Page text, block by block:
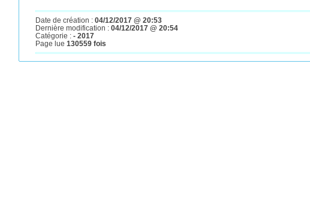
Date de création : 04/12/2017 @ 20:53
Dernière modification : 04/12/2017 @ 20:54
Catégorie : - 2017
Page lue 130559 fois